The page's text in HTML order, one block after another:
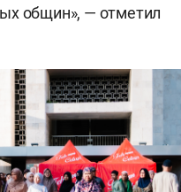
общин», — отметил